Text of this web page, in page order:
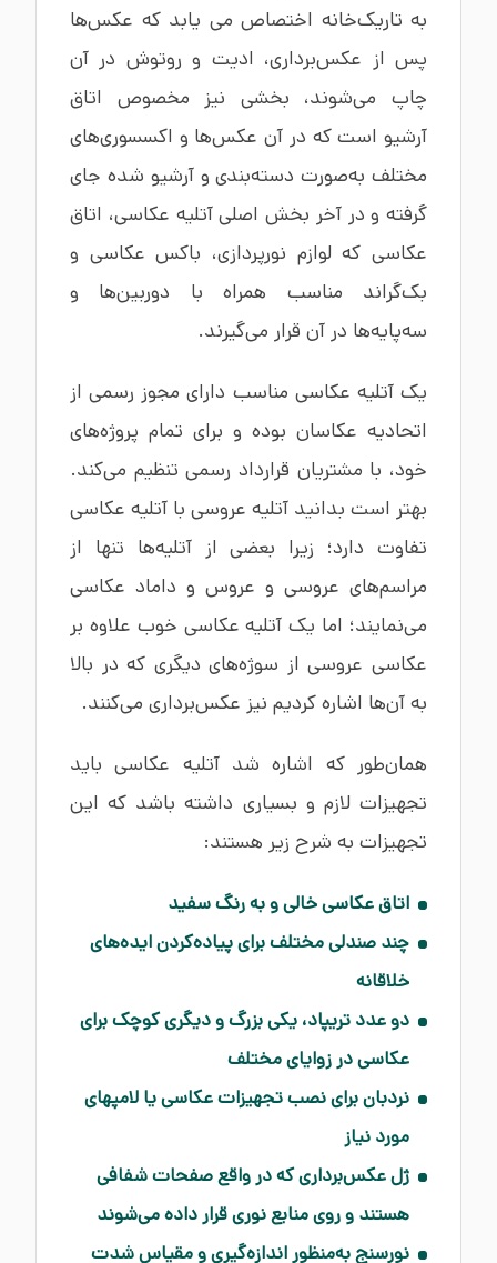
به تاریک‌خانه اختصاص می یابد که عکس‌ها
پس از عکس‌برداری، ادیت و روتوش در آن
چاپ می‌شوند، بخشی نیز مخصوص اتاق
آرشیو است که در آن عکس‌ها و اکسسوری‌های
مختلف به‌صورت دسته‌بندی و آرشیو شده جای
گرفته و در آخر بخش اصلی آتلیه عکاسی، اتاق
عکاسی که لوازم نورپردازی، باکس عکاسی و
بک‌گراند مناسب همراه با دوربین‌ها و
سه‌پایه‌ها در آن قرار می‌گیرند.
یک آتلیه عکاسی مناسب دارای مجوز رسمی از
اتحادیه عکاسان بوده و برای تمام پروژه‌های
خود، با مشتریان قرارداد رسمی تنظیم می‌کند.
بهتر است بدانید آتلیه عروسی با آتلیه عکاسی
تفاوت دارد؛ زیرا بعضی از آتلیه‌ها تنها از
مراسم‌های عروسی و عروس و داماد عکاسی
می‌نمایند؛ اما یک آتلیه عکاسی خوب علاوه بر
عکاسی عروسی از سوژه‌های دیگری که در بالا
به آن‌ها اشاره کردیم نیز عکس‌برداری می‌کنند.
همان‌طور که اشاره شد آتلیه عکاسی باید
تجهیزات لازم و بسیاری داشته باشد که این
تجهیزات به شرح زیر هستند:
اتاق عکاسی خالی و به رنگ سفید
چند صندلی مختلف برای پیاده‌کردن ایده‌های
خلاقانه
دو عدد تریپاد، یکی بزرگ و دیگری کوچک برای
عکاسی در زوایای مختلف
نردبان برای نصب تجهیزات عکاسی یا لامپهای
مورد نیاز
ژل عکس‌برداری که در واقع صفحات شفافی
هستند و روی منابع نوری قرار داده می‌شوند
نورسنج به‌منظور اندازه‌گیری و مقیاس شدت